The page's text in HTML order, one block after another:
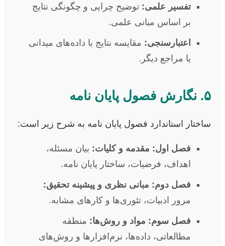
تفسیر علمی: توضیح چرایی و چگونگی نتایج
بر اساس مبانی علمی.
اعتبارسنجی: مقایسه نتایج با داده‌های میدانی
یا مراجع دیگر.
۵. نگارش فصول پایان نامه
ساختار استاندارد فصول پایان نامه به شرح زیر است:
فصل اول: مقدمه و کلیات: بیان مسئله،
اهداف، فرضیات، ساختار پایان نامه.
فصل دوم: مبانی نظری و پیشینه تحقیق:
مرور ادبیات، تئوری‌ها و کارهای مشابه.
فصل سوم: مواد و روش‌ها: منطقه
مطالعاتی، داده‌ها، نرم‌افزارها و روش‌های